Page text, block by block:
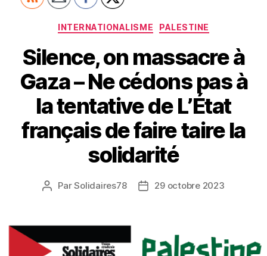
Catégories
INTERNATIONALISME PALESTINE
Silence, on massacre à
Gaza – Ne cédons pas à
la tentative de L’État
français de faire taire la
solidarité
Auteur
ParSolidaires78
Date29 octobre 2023